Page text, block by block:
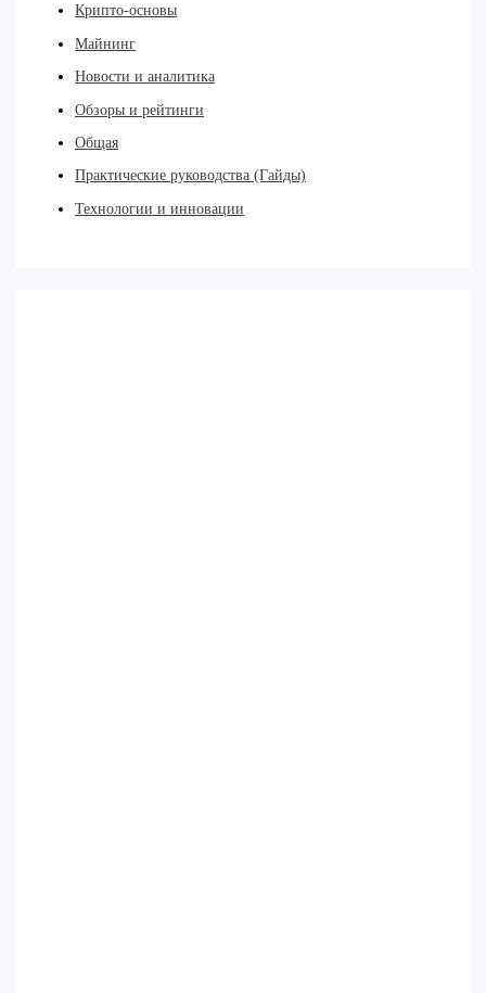
Крипто-основы
Майнинг
Новости и аналитика
Обзоры и рейтинги
Общая
Практические руководства (Гайды)
Технологии и инновации